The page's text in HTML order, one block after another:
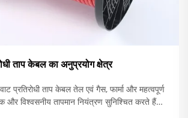
ताप केबल का अनुप्रयोग क्षेत्र
प्रतिरोधी ताप केबल तेल एवं गैस, फार्मा और महत्वपूर्ण
और विश्वसनीय तापमान नियंत्रण सुनिश्चित करते हैं।